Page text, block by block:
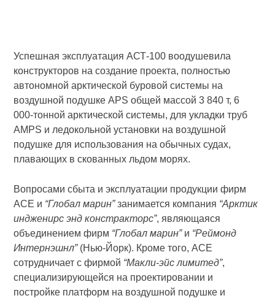
Успешная эксплуатация АСТ-100 воодушевила
конструкторов на создание проекта, полностью
автономной арктической буровой системы на
воздушной подушке APS общей массой 3 840 т, 6
000-тонной арктической системы, для укладки труб
AMPS и ледокольной установки на воздушной
подушке для использования на обычных судах,
плавающих в скованных льдом морях.
Вопросами сбыта и эксплуатации продукции фирм
АСЕ и “Глобал марин”занимается компания “Арктик
индженирс энд констракторс”, являющаяся
объединением фирм “Глобал марин”и “Реймонд
Интернэшнл”(Нью-Йорк). Кроме того, АСЕ
сотрудничает с фирмой “Макли-эйс лимитед”,
специализирующейся на проектировании и
постройке платформ на воздушной подушке и